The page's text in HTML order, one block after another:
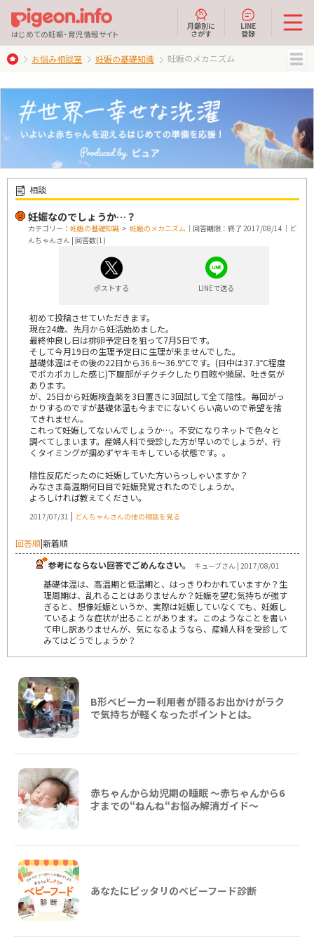
はじめての妊娠・育児情報サイト
月齢別に
さがす
LINE
登録
お悩み相談室 妊娠の基礎知識 妊娠のメカニズム
相談
妊娠なのでしょうか…？
カテゴリー： 妊娠の基礎知識 > 妊娠のメカニズム ｜回答期限：終了 2017/08/14｜ど
んちゃんさん | 回答数(1)
ポストする LINEで送る
初めて投稿させていただきます。
現在24歳、先月から妊活始めました。
最終仲良し日は排卵予定日を狙って7月5日です。
そして今月19日の生理予定日に生理が来ませんでした。
基礎体温はその後の22日から36.6〜36.9℃です。(日中は37.3℃程度
でポカポカした感じ)下腹部がチクチクしたり目眩や頻尿、吐き気が
あります。
が、25日から妊娠検査薬を3日置きに3回試して全て陰性。毎回がっ
かりするのですが基礎体温も今までにないくらい高いので希望を捨
てきれません。
これって妊娠してないんでしょうか…。不安になりネットで色々と
調べてしまいます。産婦人科で受診した方が早いのでしょうが、行
くタイミングが掴めずヤキモキしている状態です。。
陰性反応だったのに妊娠していた方いらっしゃいますか？
みなさま高温期何日目で妊娠発覚されたのでしょうか。
よろしければ教えてください。
2017/07/31 | どんちゃんさんの他の相談を見る
回答順|新着順
参考にならない回答でごめんなさい。
キューブさん | 2017/08/01
基礎体温は、高温期と低温期と、はっきりわかれていますか？生
理周期は、乱れることはありませんか？妊娠を望む気持ちが強す
ぎると、想像妊娠というか、実際は妊娠していなくても、妊娠し
ているような症状が出ることがあります。このようなことを書い
て申し訳ありませんが、気になるようなら、産婦人科を受診して
みてはどうでしょうか？
B形ベビーカー利用者が語るお出かけがラク
で気持ちが軽くなったポイントとは。
赤ちゃんから幼児期の睡眠 ～赤ちゃんから6
才までの“ねんね“お悩み解消ガイド〜
あなたにピッタリのベビーフード診断